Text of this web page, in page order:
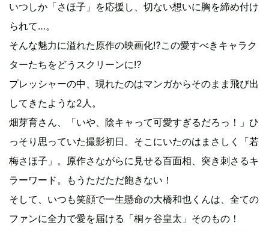
いつしか「さほ子」を応援し、切ない想いに胸を締め付け
られて…。
そんな魅力に溢れた原作の映画化⁉この愛すべきキャラク
ターたちをどうスクリーンに⁉
プレッシャーの中、現れたのはマンガからそのまま飛び出
してきたような2人。
畑芽育さん、「いや、陰キャって可愛すぎるだろっ！」ひ
っそり思っていた撮影初日。そこにいたのはまさしく「若
梅さほ子」。原作さながらに見せる百面相、突き刺さるキ
ラーワード。もうただただ飽きない！
そして、いつも笑顔で一生懸命の大橋和也くんは、全ての
ファンに全力で愛を届ける「桐ヶ谷皇太」そのもの！